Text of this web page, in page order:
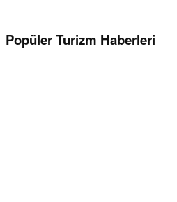
Popüler Turizm Haberleri